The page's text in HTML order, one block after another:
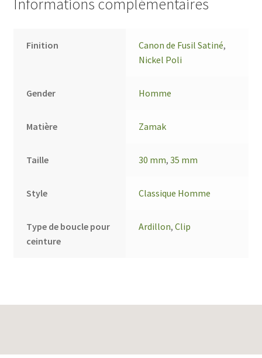
Informations complémentaires
Finition Canon de Fusil Satiné,
Nickel Poli
Gender Homme
Matière Zamak
Taille 30 mm,35 mm
Style Classique Homme
Type de boucle pour
ceinture
Ardillon,Clip